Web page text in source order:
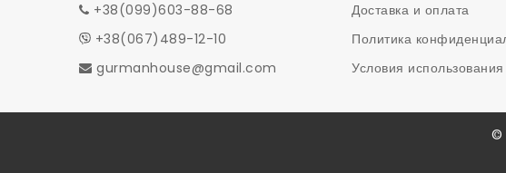
+38(099)603-88-68
+38(067)489-12-10
gurmanhouse@gmail.com
Доставка и оплата
Политика
Условия использования
©